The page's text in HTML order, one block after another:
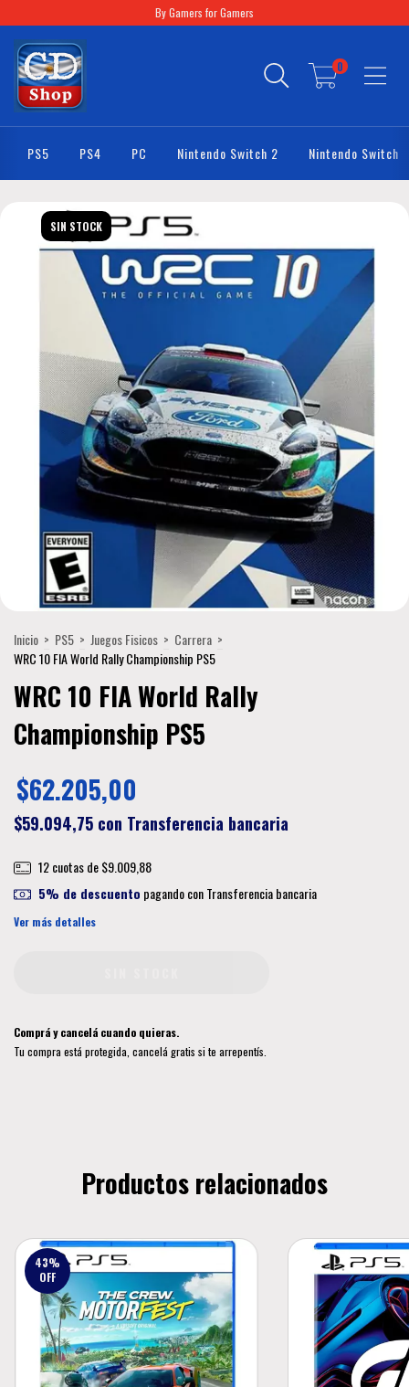
By Gamers for Gamers
0
PS5 PS4 PC Nintendo Switch 2 Nintendo Switch
SIN STOCK
Inicio > PS5 > Juegos Fisicos > Carrera >
WRC 10 FIA World Rally Championship PS5
WRC 10 FIA World Rally
Championship PS5
$62.205,00
$59.094,75 con Transferencia bancaria
12 cuotas de$9.009,88
5% de descuento pagando con Transferencia bancaria
Ver más detalles
Comprá y cancelá cuando quieras.
Tu compra está protegida, cancelá gratis si te arrepentís.
Productos relacionados
43%
OFF